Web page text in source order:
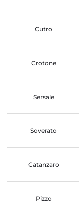
Cutro
Crotone
Sersale
Soverato
Catanzaro
Pizzo